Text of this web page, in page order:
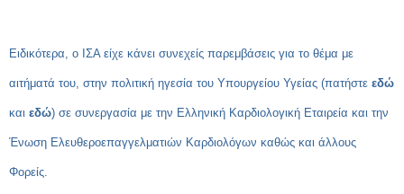
Ειδικότερα, ο ΙΣΑ είχε κάνει συνεχείς παρεμβάσεις για το θέμα με
αιτήματά του, στην πολιτική ηγεσία του Υπουργείου Υγείας (πατήστε εδώ
και εδώ) σε συνεργασία με την Ελληνική Καρδιολογική Εταιρεία και την
Ένωση Ελευθεροεπαγγελματιών Καρδιολόγων καθώς και άλλους
Φορείς.